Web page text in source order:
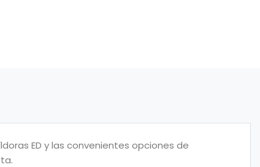
ED y las convenientes opciones de